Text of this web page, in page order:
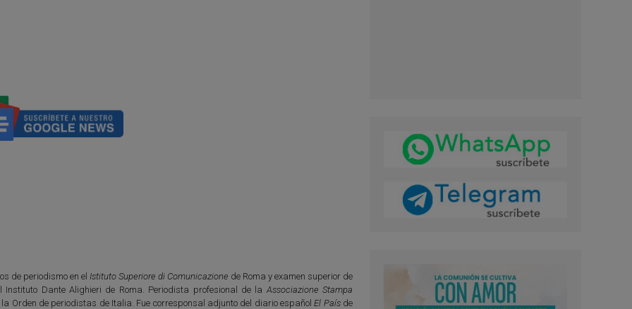
de periodismo en el Istituto Superiore di Comunicazione de Roma y examen superior de
Dante Alighieri de Roma. Periodista profesional de la Associazione Stampa
Orden de periodistas de Italia. Fue corresponsal adjunto del diario españolEl Paísde